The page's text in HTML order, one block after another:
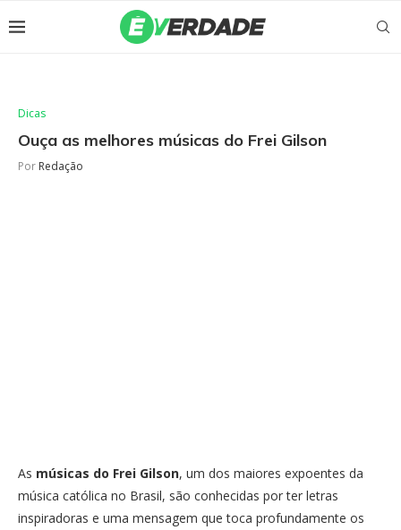
Dicas
Ouça as melhores músicas do Frei Gilson
Por Redação
As músicas do Frei Gilson, um dos maiores expoentes da
música católica no Brasil, são conhecidas por ter letras
inspiradoras e uma mensagem que toca profundamente os